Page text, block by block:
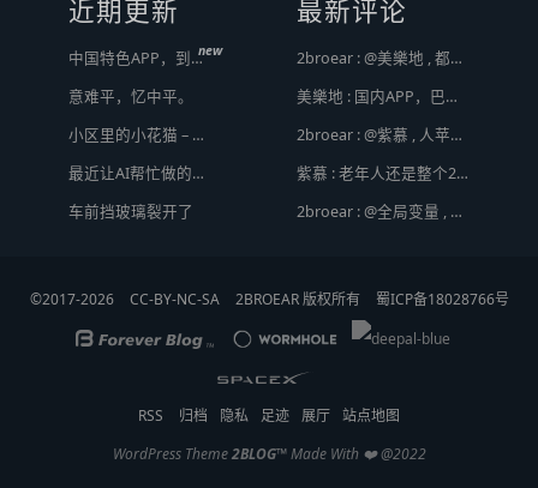
近期更新
中国特色APP，到底谁来治？new
意难平，忆中平。
小区里的小花猫 – 日常记事（二百二十）
最近让AI帮忙做的一些事
车前挡玻璃裂开了
最新评论
2broear : @美樂地 , 都是利益驱使，盈利手段不行
美樂地 : 国内APP，巴不得塞入全家桶到你手机，我更喜欢国外的小而美软件
2broear : @紫慕 , 人苹果压根不靠这些下三滥手段挣钱，等等又要说我大清自有国情在此了😂..
紫慕 : 老年人还是整个2手苹果，或许会好点。
2broear : @全局变量 , 套路太多，不过还好你那不是骗人的，而且给退了 [ Emoji Image ]
©2017-2026 CC-BY-NC-SA 2BROEAR 版权所有 蜀ICP备18028766号
RSS 归档 隐私 足迹 展厅 站点地图
WordPress Theme2BLOG™Made With ❤️ @2022